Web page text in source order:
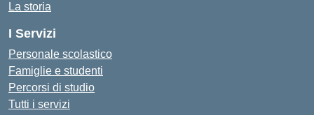
La storia
I Servizi
Personale scolastico
Famiglie e studenti
Percorsi di studio
Tutti i servizi